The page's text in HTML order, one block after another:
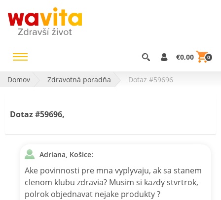
€0,00 0
Domov Zdravotná poradňa Dotaz #59696
Dotaz #59696,
Adriana, Košice:
Ake povinnosti pre mna vyplyvaju, ak sa stanem
clenom klubu zdravia? Musim si kazdy stvrtrok,
polrok objednavat nejake produkty ?